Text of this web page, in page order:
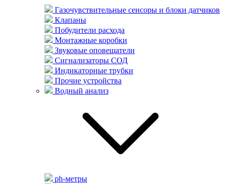
Газочувствительные сенсоры и блоки датчиков
Клапаны
Побудители расхода
Монтажные коробки
Звуковые оповещатели
Сигнализаторы СОД
Индикаторные трубки
Прочие устройства
Водный анализ
ph-метры